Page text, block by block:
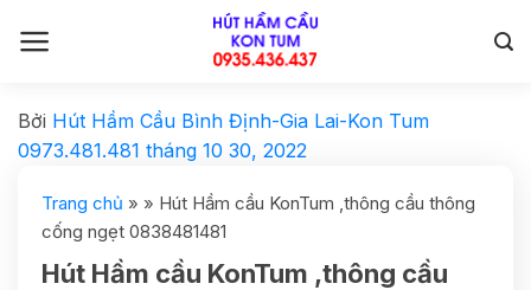
Bởi Hút Hầm Cầu Bình Định-Gia Lai-Kon Tum
0973.481.481 tháng 10 30, 2022
Trang chủ » » Hút Hầm cầu KonTum ,thông cầu thông
cống ngẹt 0838481481
Hút Hầm cầu KonTum ,thông cầu